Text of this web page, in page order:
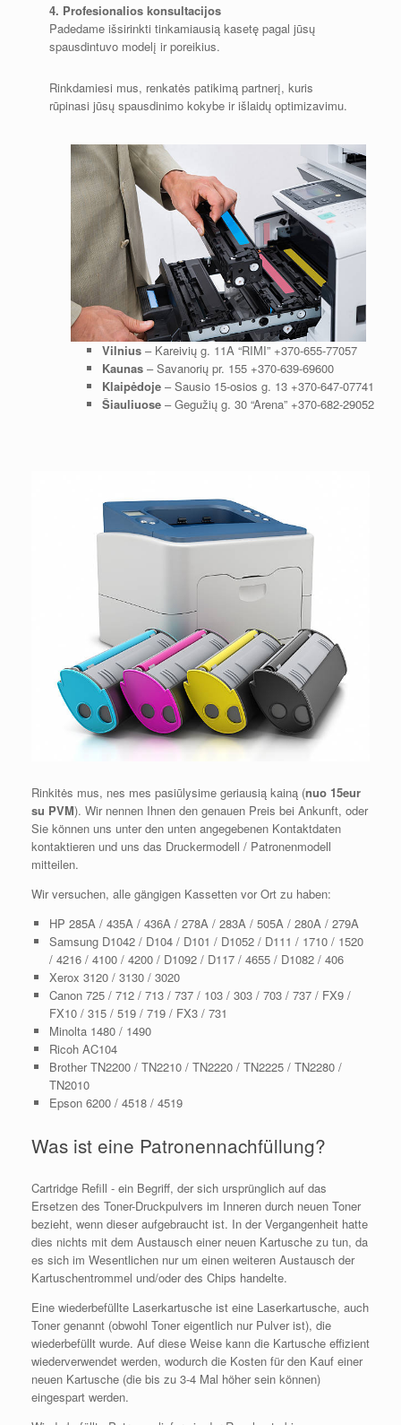
4. Profesionalios konsultacijos
Padedame išsirinkti tinkamiausią kasetę pagal jūsų
spausdintuvo modelį ir poreikius.
Rinkdamiesi mus, renkatės patikimą partnerį, kuris
rūpinasi jūsų spausdinimo kokybe ir išlaidų optimizavimu.
Vilnius– Kareivių g. 11A “RIMI” +370-655-77057
Kaunas– Savanorių pr. 155 +370-639-69600
Klaipėdoje– Sausio 15-osios g. 13 +370-647-07741
Šiauliuose– Gegužių g. 30 “Arena” +370-682-29052
Rinkitės mus, nes mes pasiūlysime geriausią kainą (nuo 15eur
su PVM). Wir nennen Ihnen den genauen Preis bei Ankunft, oder
Sie können uns unter den unten angegebenen Kontaktdaten
kontaktieren und uns das Druckermodell / Patronenmodell
mitteilen.
Wir versuchen, alle gängigen Kassetten vor Ort zu haben:
HP 285A / 435A / 436A / 278A / 283A / 505A / 280A / 279A
Samsung D1042 / D104 / D101 / D1052 / D111 / 1710 / 1520
/ 4216 / 4100 / 4200 / D1092 / D117 / 4655 / D1082 / 406
Xerox 3120 / 3130 / 3020
Canon 725 / 712 / 713 / 737 / 103 / 303 / 703 / 737 / FX9 /
FX10 / 315 / 519 / 719 / FX3 / 731
Minolta 1480 / 1490
Ricoh AC104
Brother TN2200 / TN2210 / TN2220 / TN2225 / TN2280 /
TN2010
Epson 6200 / 4518 / 4519
Was ist eine Patronennachfüllung?
Cartridge Refill - ein Begriff, der sich ursprünglich auf das
Ersetzen des Toner-Druckpulvers im Inneren durch neuen Toner
bezieht, wenn dieser aufgebraucht ist. In der Vergangenheit hatte
dies nichts mit dem Austausch einer neuen Kartusche zu tun, da
es sich im Wesentlichen nur um einen weiteren Austausch der
Kartuschentrommel und/oder des Chips handelte.
Eine wiederbefüllte Laserkartusche ist eine Laserkartusche, auch
Toner genannt (obwohl Toner eigentlich nur Pulver ist), die
wiederbefüllt wurde. Auf diese Weise kann die Kartusche effizient
wiederverwendet werden, wodurch die Kosten für den Kauf einer
neuen Kartusche (die bis zu 3-4 Mal höher sein können)
eingespart werden.